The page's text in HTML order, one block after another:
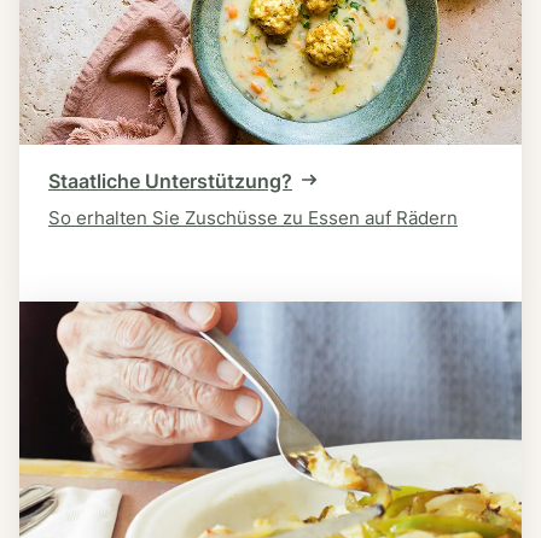
Staatliche Unterstützung?
So erhalten Sie Zuschüsse zu Essen auf Rädern